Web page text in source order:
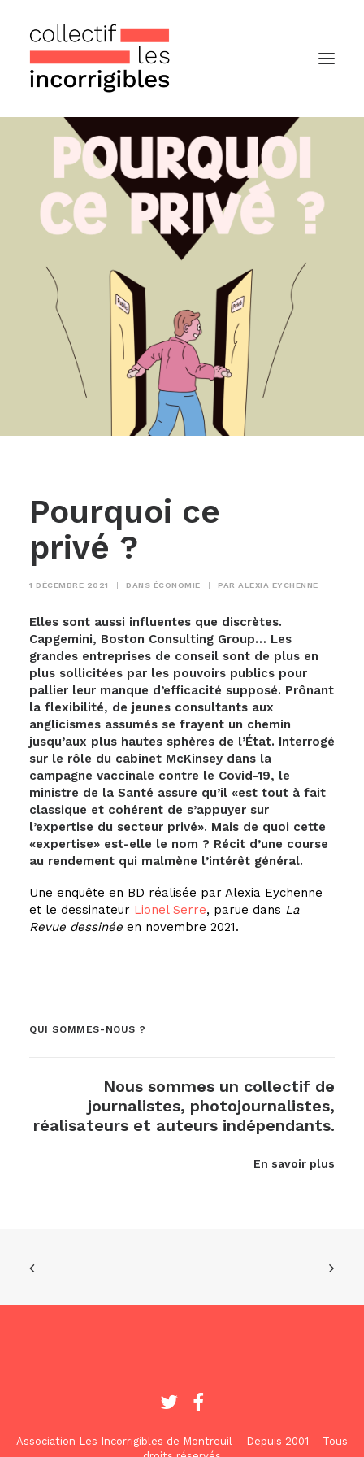
Accueil
Nos actualités
Notre « Incolettre » mensuelle
Recherche
Pourquoi ce
privé ?
1 DÉCEMBRE 2021 | DANS ÉCONOMIE | PAR ALEXIA EYCHENNE
Elles sont aussi influentes que discrètes.
Capgemini, Boston Consulting Group… Les
grandes entreprises de conseil sont de plus en
plus sollicitées par les pouvoirs publics pour
pallier leur manque d’efficacité supposé. Prônant
la flexibilité, de jeunes consultants aux
anglicismes assumés se frayent un chemin
jusqu’aux plus hautes sphères de l’État. Interrogé
sur le rôle du cabinet McKinsey dans la
campagne vaccinale contre le Covid-19, le
ministre de la Santé assure qu’il «est tout à fait
classique et cohérent de s’appuyer sur
l’expertise du secteur privé». Mais de quoi cette
«expertise» est-elle le nom ? Récit d’une course
au rendement qui malmène l’intérêt général.
Une enquête en BD réalisée par Alexia Eychenne
et le dessinateur Lionel Serre, parue dans La
Revue dessinée en novembre 2021.
QUI SOMMES-NOUS ?
Nous sommes un collectif de
journalistes, photojournalistes,
réalisateurs et auteurs indépendants.
En savoir plus
Association Les Incorrigibles de Montreuil – Depuis 2001 – Tous